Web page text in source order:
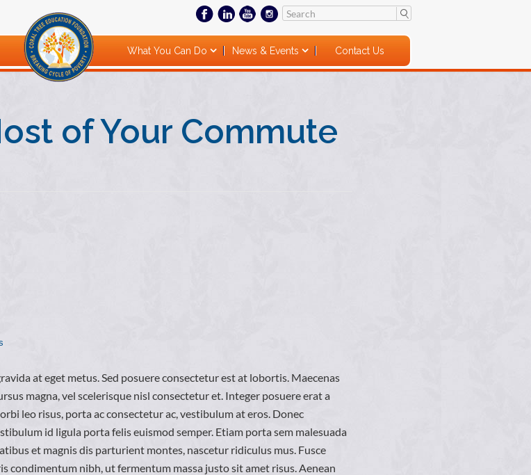
What You Can Do News & Events Contact Us
of Your Commute
at eget metus. Sed posuere consectetur est at lobortis. Maecenas
magna, vel scelerisque nisl consectetur et. Integer posuere erat a
leo risus, porta ac consectetur ac, vestibulum at eros. Donec
id ligula porta felis euismod semper. Etiam porta sem malesuada
et magnis dis parturient montes, nascetur ridiculus mus. Fusce
condimentum nibh, ut fermentum massa justo sit amet risus. Aenean